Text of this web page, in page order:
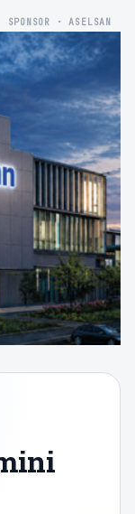
SPONSOR · ASELSAN